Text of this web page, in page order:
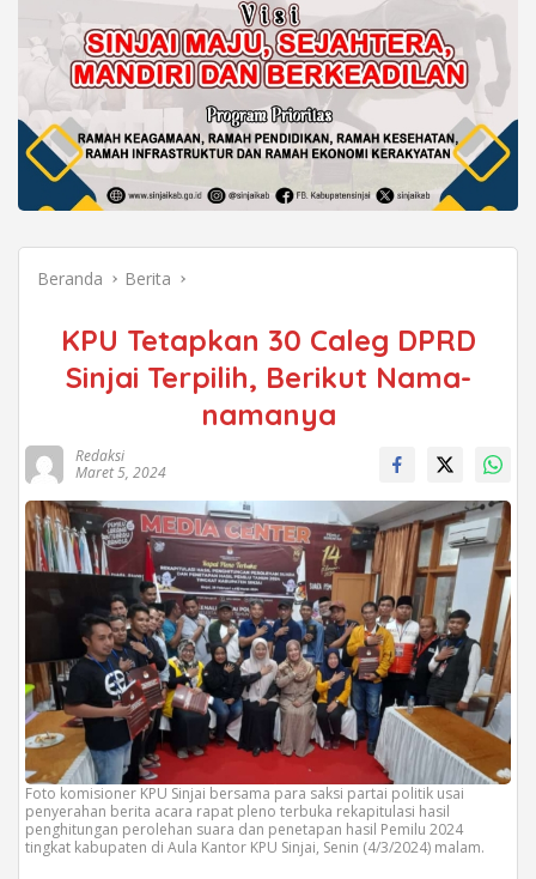
Beranda Berita
KPU Tetapkan 30 Caleg DPRD
Sinjai Terpilih, Berikut Nama-
namanya
Redaksi
Maret 5, 2024
Foto komisioner KPU Sinjai bersama para saksi partai politik usai
penyerahan berita acara rapat pleno terbuka rekapitulasi hasil
penghitungan perolehan suara dan penetapan hasil Pemilu 2024
tingkat kabupaten di Aula Kantor KPU Sinjai, Senin (4/3/2024) malam.